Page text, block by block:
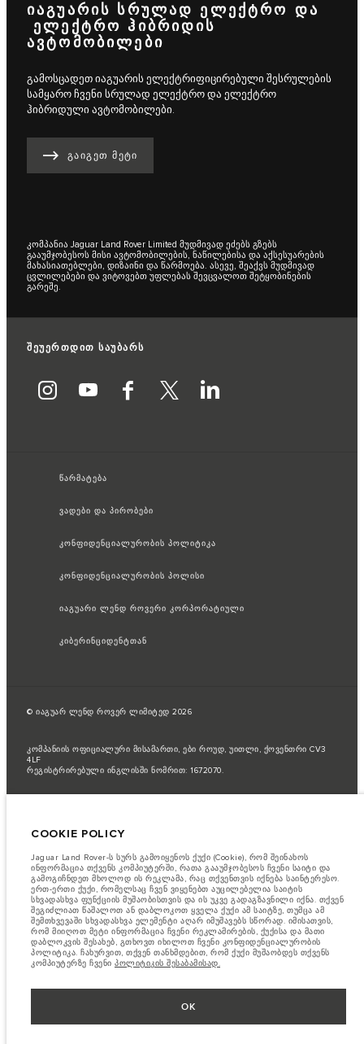
ᲘᲐᲒᲣᲐᲠᲘᲡ ᲡᲠᲣᲚᲐᲓ ᲔᲚᲔᲥᲢᲠᲝ ᲓᲐ
ᲔᲚᲔᲥᲢᲠᲝ ᲰᲘᲑᲠᲘᲓᲘᲡ
ᲐᲕᲢᲝᲛᲝᲑᲘᲚᲔᲑᲘ
გამოსცადეთ იაგუარის ელექტრიფიცირებული შესრულების
სამყარო ჩვენი სრულად ელექტრო და ელექტრო
ჰიბრიდული ავტომობილები.
ᲒᲐᲘᲒᲔᲗ ᲛᲔᲢᲘ
კომპანია Jaguar Land Rover Limited მუდმივად ეძებს გზებს
გააუმჯობესოს მისი ავტომობილების, ნაწილებისა და აქსესუარების
მახასიათებლები, დიზაინი და წარმოება. ასევე, შეაქვს მუდმივად
ცვლილებები და ვიტოვებთ უფლებას შევცვალოთ შეტყობინების
გარეშე.
შეუერთდით საუბარს
წარმატება
ვადები და პირობები
კონფიდენციალურობის პოლიტიკა
კონფიდენციალურობის პოლისი
იაგუარი ლენდ როვერი კორპორატიული
კიბერინციდენტთან
© იაგუარ ლენდ როვერ ლიმიტედ 2026
კომპანიის ოფიციალური მისამართი, ები როუდ, უითლი, ქოვენთრი CV3
4LF
რეგისტრირებული ინგლისში ნომრით: 1672070.
ავტომანქანის რეალური საწვავის მოხმარება შესაძლოა
არის მხოლოდ შედარებითი მიზნებისათვის
მნიშვნელოვანი ინფორმაცია გამოსახულებისა და სპეციფიკაციის
შესახებ.ნახევარგამტარების გლობალური დეფიციტი ამჟამად გავლენას
ახდენს ავტომობილის კონსტრუქციის სპეციფიკაციებზე, მოდელების
ხელმისაწვდომობასა და აწყობის ვადებზე. ეს არის ძალიან დინამიური
სიტუაცია და, შედეგად, ვებსაიტში გამოყენებული გამოსახულება
შეიძლება სრულად არ ასახავდეს ფუნქციების, ოფციების, გაფორმებისა
და ფერის სქემების მიმდინარე სპეციფიკაციებს. გთხოვთ, მიმართოთ
თქვენს დილერს, რომელიც შეძლებს დაადასტუროს თქვენთან არსებული
შეზღუდვები, რომ იყოთ წინასწარ ინფორმირებული
ფერები შესაძლოა იცვლებოდესბაზრის მიხედვით და ცვლილება
ხორციელდება შეტყობინების გარეშე. გთხოვთ მიმართეთ თქვენს
ადგილობრივ დილერს ხელმისაწვდომობისა და ფასების შესახებ
COOKIE POLICY
Jaguar Land Rover-ს სურს გამოიყენოს ქუქი (Cookie), რომ შეინახოს
ინფორმაცია თქვენს კომპიუტერში, რათა გააუმჯობესოს ჩვენი საიტი და
გამოგიჩნდეთ მხოლოდ ის რეკლამა, რაც თქვენთვის იქნება საინტერესო.
ერთ-ერთი ქუქი, რომელსაც ჩვენ ვიყენებთ აუცილებელია საიტის
სხვადასხვა ფუნქციის მუშაობისთვის და ის უკვე გადაგზავნილი იქნა. თქვენ
შეგიძლიათ წაშალოთ ან დაბლოკოთ ყველა ქუქი ამ საიტზე, თუმცა ამ
შემთხვევაში სხვადასხვა ელემენტი აღარ იმუშავებს სწორად. იმისათვის,
რომ მიიღოთ მეტი ინფორმაცია ჩვენი რეკლამირების, ქუქისა და მათი
დაბლოკვის შესახებ, გთხოვთ იხილოთ ჩვენი კონფიდენციალურობის
პოლიტიკა. ჩახურვით, თქვენ თანხმდებით, რომ ქუქი მუშაობდეს თქვენს
კომპიუტერზე ჩვენი პოლიტიკის შესაბამისად.
OK